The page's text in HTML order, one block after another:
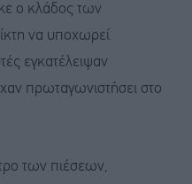
ο κλάδος των
να υποχωρεί
εγκατέλειψαν
πρωταγωνιστήσει στο
των πιέσεων,